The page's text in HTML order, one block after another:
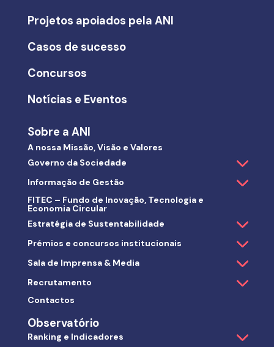
Projetos apoiados pela ANI
Casos de sucesso
Concursos
Notícias e Eventos
Sobre a ANI
A nossa Missão, Visão e Valores
Governo da Sociedade
Informação de Gestão
FITEC – Fundo de Inovação, Tecnologia e
Economia Circular
Estratégia de Sustentabilidade
Prémios e concursos institucionais
Sala de Imprensa & Media
Recrutamento
Contactos
Observatório
Ranking e Indicadores